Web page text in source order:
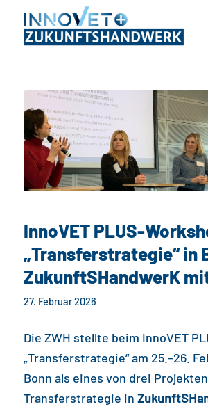
InnoVET PLUS-
„Transferstrategie“ in
ZukunftSHandwerK
27. Februar 2026
Die ZWH stellte beim InnoVET
„Transferstrategie“ am 25.–26.
Bonn als eines von drei
Transferstrategie in